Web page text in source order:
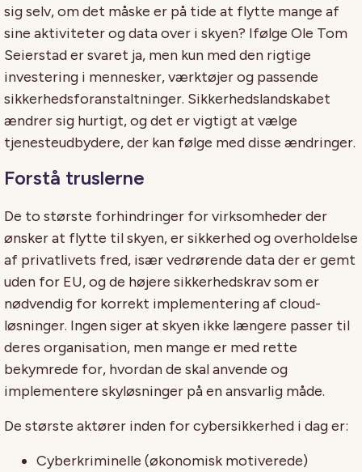
sig selv, om det måske er på tide at flytte mange af
sine aktiviteter og data over i skyen? Ifølge Ole Tom
Seierstad er svaret ja, men kun med den rigtige
investering i mennesker, værktøjer og passende
sikkerhedsforanstaltninger. Sikkerhedslandskabet
ændrer sig hurtigt, og det er vigtigt at vælge
tjenesteudbydere, der kan følge med disse ændringer.
Forstå truslerne
De to største forhindringer for virksomheder der
ønsker at flytte til skyen, er sikkerhed og overholdelse
af privatlivets fred, især vedrørende data der er gemt
uden for EU, og de højere sikkerhedskrav som er
nødvendig for korrekt implementering af cloud-
løsninger. Ingen siger at skyen ikke længere passer til
deres organisation, men mange er med rette
bekymrede for, hvordan de skal anvende og
implementere skyløsninger på en ansvarlig måde.
De største aktører inden for cybersikkerhed i dag er:
Cyberkriminelle (økonomisk motiverede)